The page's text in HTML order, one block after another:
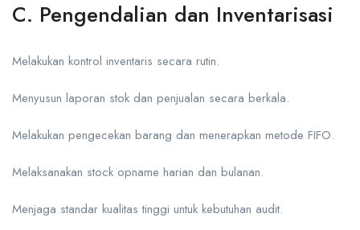
C. Pengendalian dan Inventarisasi
Melakukan kontrol inventaris secara rutin.
Menyusun laporan stok dan penjualan secara berkala.
Melakukan pengecekan barang dan menerapkan metode FIFO.
Melaksanakan stock opname harian dan bulanan.
Menjaga standar kualitas tinggi untuk kebutuhan audit.